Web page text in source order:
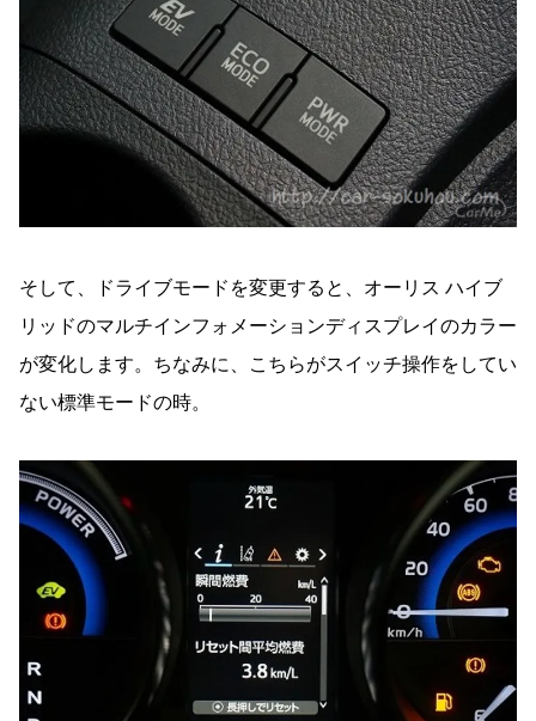
そして、ドライブモードを変更すると、オーリス ハイブ
リッドのマルチインフォメーションディスプレイのカラー
が変化します。ちなみに、こちらがスイッチ操作をしてい
ない標準モードの時。